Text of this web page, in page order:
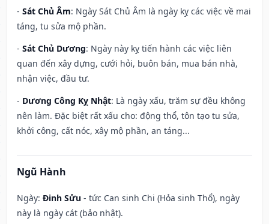
- Sát Chủ Âm: Ngày Sát Chủ Âm là ngày kỵ các việc về mai
táng, tu sửa mộ phần.
- Sát Chủ Dương: Ngày này kỵ tiến hành các việc liên
quan đến xây dựng, cưới hỏi, buôn bán, mua bán nhà,
nhận việc, đầu tư.
- Dương Công Kỵ Nhật: Là ngày xấu, trăm sự đều không
nên làm. Đặc biệt rất xấu cho: động thổ, tôn tạo tu sửa,
khởi công, cất nóc, xây mộ phần, an táng...
Ngũ Hành
Ngày: Đinh Sửu - tức Can sinh Chi (Hỏa sinh Thổ), ngày
này là ngày cát (bảo nhật).